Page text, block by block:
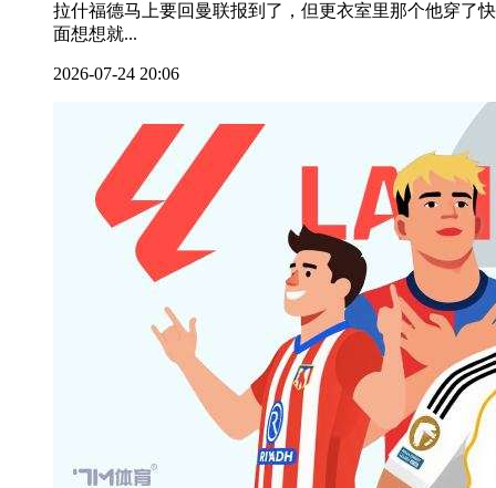
拉什福德马上要回曼联报到了，但更衣室里那个他穿了
面想想就...
2026-07-24 20:06